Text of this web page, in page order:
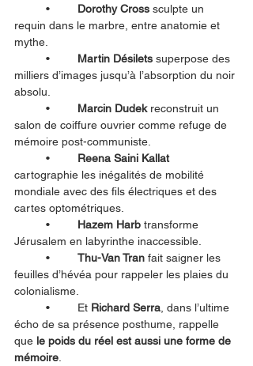
Dorothy Cross sculpte un
requin dans le marbre, entre anatomie et
mythe.
Martin Désilets superpose des
milliers d’images jusqu’à l’absorption du noir
absolu.
Marcin Dudek reconstruit un
salon de coiffure ouvrier comme refuge de
mémoire post-communiste.
Reena Saini Kallat
cartographie les inégalités de mobilité
mondiale avec des fils électriques et des
cartes optométriques.
Hazem Harb transforme
Jérusalem en labyrinthe inaccessible.
Thu-Van Tran fait saigner les
feuilles d’hévéa pour rappeler les plaies du
colonialisme.
	•	Et
Richard Serra, dans l’ultime
écho de sa présence posthume, rappelle
que le poids du réel est aussi une forme de
mémoire.